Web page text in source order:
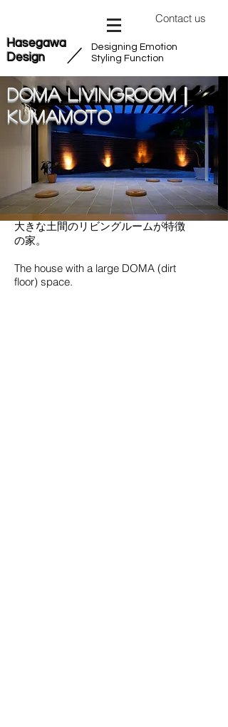
​／
Hasegawa
Design
Contact us
Designing Emotion
Styling Function
DOMA Livingroom｜
Kumamoto
大きな土間のリビングルームが特徴
の家。
The house with a large DOMA (dirt
floor) space.